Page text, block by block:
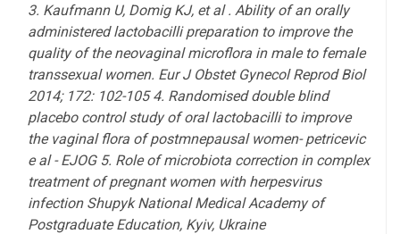
3. Kaufmann U, Domig KJ, et al . Ability of an orally
administered lactobacilli preparation to improve the
quality of the neovaginal microflora in male to female
transsexual women. Eur J Obstet Gynecol Reprod Biol
2014; 172: 102-105 4. Randomised double blind
placebo control study of oral lactobacilli to improve
the vaginal flora of postmnepausal women- petricevic
e al - EJOG 5. Role of microbiota correction in complex
treatment of pregnant women with herpesvirus
infection Shupyk National Medical Academy of
Postgraduate Education, Kyiv, Ukraine